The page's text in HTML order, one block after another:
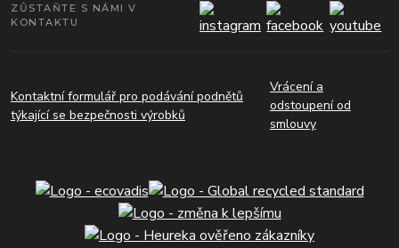
ZŮSTAŇTE S NÁMI V
KONTAKTU
Kontaktní formulář pro podávání podnětů
týkající se bezpečnosti výrobků
Vrácení a
odstoupení od
smlouvy